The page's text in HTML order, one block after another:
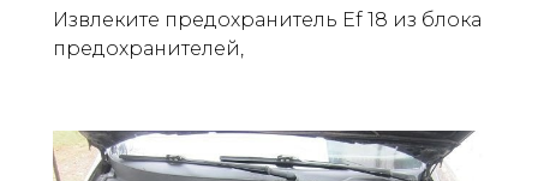
Извлеките предохранитель Ef 18 из блока
предохранителей,